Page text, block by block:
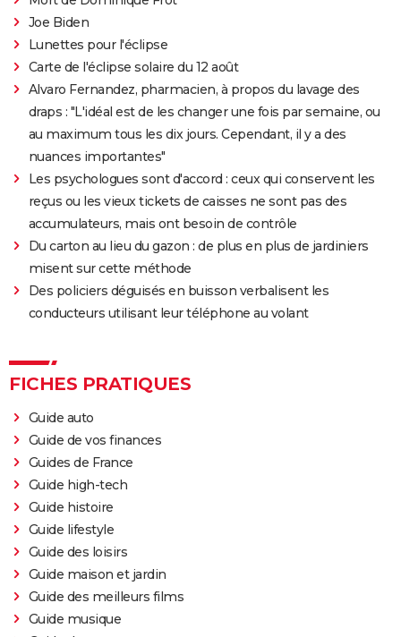
Joe Biden
Lunettes pour l'éclipse
Carte de l'éclipse solaire du 12 août
Alvaro Fernandez, pharmacien, à propos du lavage des
draps : "L'idéal est de les changer une fois par semaine, ou
au maximum tous les dix jours. Cependant, il y a des
nuances importantes"
Les psychologues sont d'accord : ceux qui conservent les
reçus ou les vieux tickets de caisses ne sont pas des
accumulateurs, mais ont besoin de contrôle
Du carton au lieu du gazon : de plus en plus de jardiniers
misent sur cette méthode
Des policiers déguisés en buisson verbalisent les
conducteurs utilisant leur téléphone au volant
FICHES PRATIQUES
Guide auto
Guide de vos finances
Guides de France
Guide high-tech
Guide histoire
Guide lifestyle
Guide des loisirs
Guide maison et jardin
Guide des meilleurs films
Guide musique